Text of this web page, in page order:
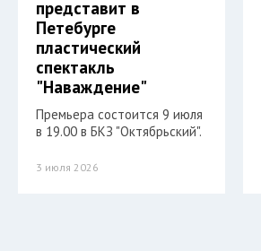
представит в
Петебурге
пластический
спектакль
"Наваждение"
Премьера состоится 9 июля
в 19.00 в БКЗ "Октябрьский".
3 июля 2026